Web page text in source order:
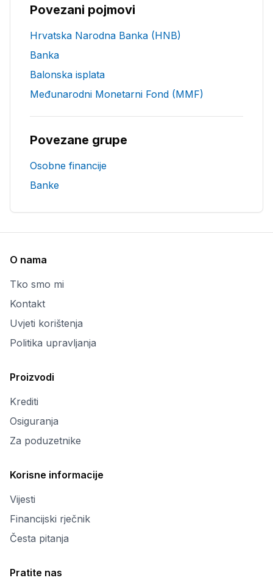
Povezani pojmovi
Hrvatska Narodna Banka (HNB)
Banka
Balonska isplata
Međunarodni Monetarni Fond (MMF)
Povezane grupe
Osobne financije
Banke
O nama
Tko smo mi
Kontakt
Uvjeti korištenja
Politika upravljanja
Proizvodi
Krediti
Osiguranja
Za poduzetnike
Korisne informacije
Vijesti
Financijski rječnik
Česta pitanja
Pratite nas